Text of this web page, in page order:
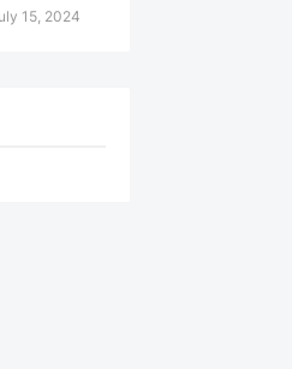
15, 2024